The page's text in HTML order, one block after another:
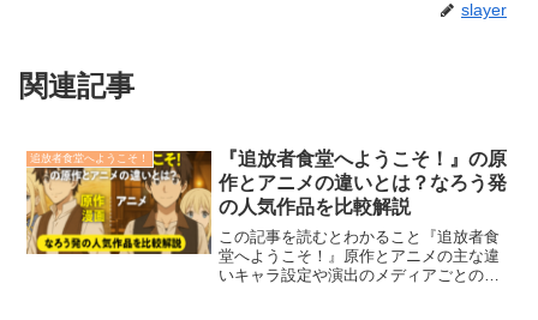
slayer
関連記事
追放者食堂へようこそ！
『追放者食堂へようこそ！』の原
作とアニメの違いとは？なろう発
の人気作品を比較解説
この記事を読むとわかること『追放者食
堂へようこそ！』原作とアニメの主な違
いキャラ設定や演出のメディアごとの工